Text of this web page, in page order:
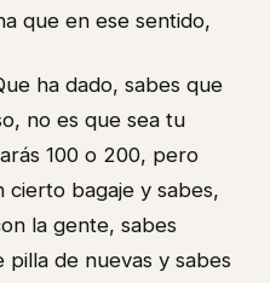
que en ese sentido,
ha dado, sabes que
no es que sea tu
100 o 200, pero
cierto bagaje y sabes,
la gente, sabes
de nuevas y sabes